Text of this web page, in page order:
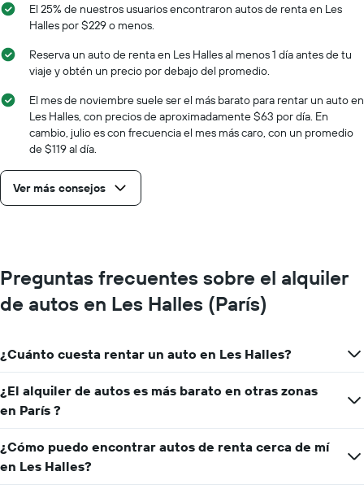
El 25% de nuestros usuarios encontraron autos de renta en Les
Halles por $229 o menos.
Reserva un auto de renta en Les Halles al menos 1 día antes de tu
viaje y obtén un precio por debajo del promedio.
El mes de noviembre suele ser el más barato para rentar un auto en
Les Halles, con precios de aproximadamente $63 por día. En
cambio, julio es con frecuencia el mes más caro, con un promedio
de $119 al día.
Ver más consejos
Preguntas frecuentes sobre el alquiler
de autos en Les Halles (París)
¿Cuánto cuesta rentar un auto en Les Halles?
¿El alquiler de autos es más barato en otras zonas
en París ?
¿Cómo puedo encontrar autos de renta cerca de mí
en Les Halles?